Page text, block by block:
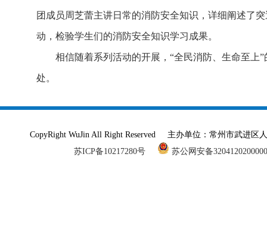
团成员周芝蕾主讲日常的消防安全知识，详细阐述了
动，检验学生们的消防安全知识学习成果。
相信随着系列活动的开展，“全民消防、生命至上
处。
CopyRight WuJin All Right Reserved 主办单位：常州市武进
苏ICP备10217280号
苏公网安备